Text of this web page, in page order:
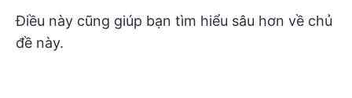
Điều này cũng giúp bạn tìm hiểu sâu hơn về chủ
đề này.